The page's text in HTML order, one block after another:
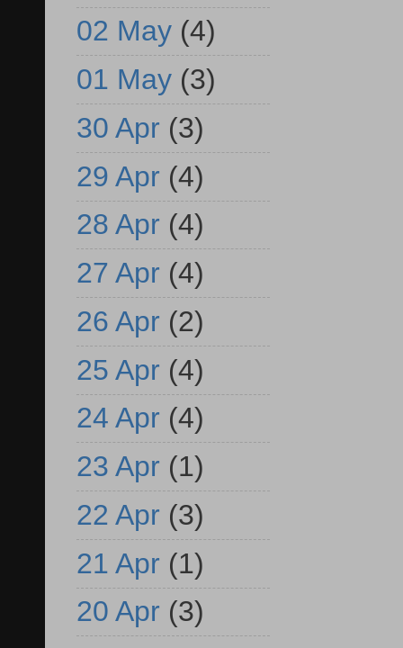
02 May (4)
01 May (3)
30 Apr (3)
29 Apr (4)
28 Apr (4)
27 Apr (4)
26 Apr (2)
25 Apr (4)
24 Apr (4)
23 Apr (1)
22 Apr (3)
21 Apr (1)
20 Apr (3)